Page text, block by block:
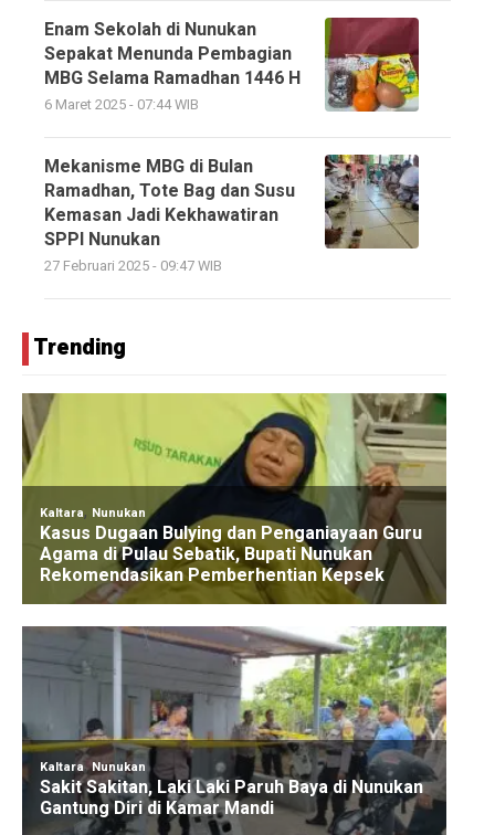
Enam Sekolah di Nunukan
Sepakat Menunda Pembagian
MBG Selama Ramadhan 1446 H
6 Maret 2025 - 07:44 WIB
Mekanisme MBG di Bulan
Ramadhan, Tote Bag dan Susu
Kemasan Jadi Kekhawatiran
SPPI Nunukan
27 Februari 2025 - 09:47 WIB
Trending